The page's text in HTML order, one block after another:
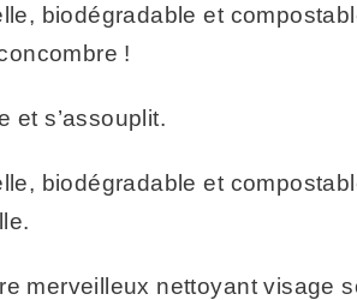
biodégradable et
!
et s’assouplit.
biodégradable et
merveilleux nettoyant visage